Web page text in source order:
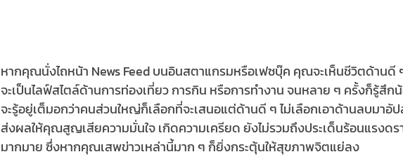
หากคุณนั่งไถหน้า News Feed บนอินสตาแกรมหรือเฟซบุ๊ค คุณจะเห็นชีวิตด้านดี
จะเป็นไลฟ์สไตล์ด้านการท่องเที่ยว การกิน หรือการทำงาน จนหลาย ๆ ครั้งก็รู้สึกน้
จะรู้อยู่เต็มอกว่าคนส่วนใหญ่ก็เลือกที่จะเสนอแต่ด้านดี ๆ ไม่เลือกเอาด้านลบมาอั
ส่งผลให้คุณสูญเสียความมั่นใจ เกิดความเครียด ยังไม่รวมถึงประเด็นร้อนแรงดร
มากมาย ซึ่งหากคุณเสพข่าวเหล่านี้มาก ๆ ก็ยิ่งกระตุ้นให้สุขภาพจิตแย่ลง